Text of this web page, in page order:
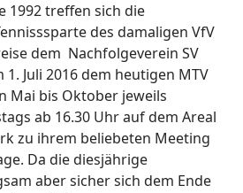
1992 treffen sich die
des damaligen VfV
dem Nachfolgeverein SV
Juli 2016 dem heutigen MTV
Mai bis Oktober jeweils
ab 16.30 Uhr auf dem Areal
zu ihrem beliebeten Meeting
Da die diesjährige
aber sicher sich dem Ende